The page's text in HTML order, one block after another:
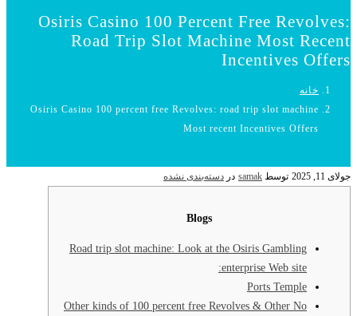
Osiris Casino 100 Percent Free Revolves:
Road Trip Slot Machine Most Recent
Incentives Offers
خانه
Osiris Casino 100 percent free Revolves: road trip slot machine
Most recent Incentives Offers
جولای 11, 2025 توسط samak در دسته‌بندی نشده
Blogs
Road trip slot machine: Look at the Osiris Gambling
enterprise Web site:
Ports Temple
Other kinds of 100 percent free Revolves & Other No